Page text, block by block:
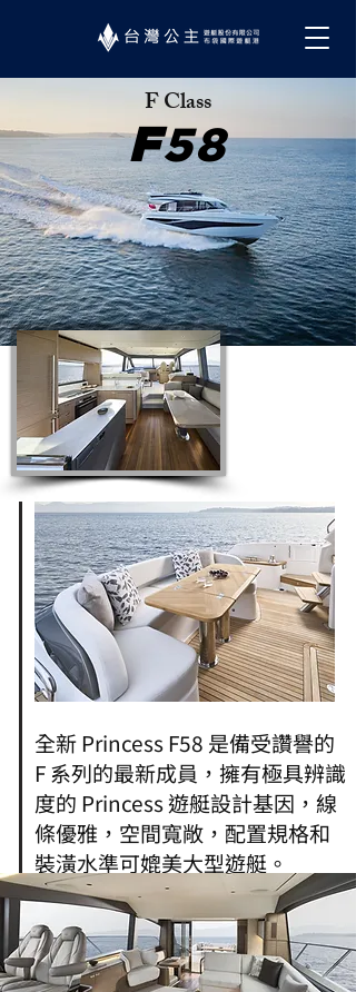
F58
F Class
全新 Princess F58 是備受讚譽的
F 系列的最新成員，擁有極具辨識
度的 Princess 遊艇設計基因，線
條優雅，空間寬敞，配置規格和
裝潢水準可媲美大型遊艇。